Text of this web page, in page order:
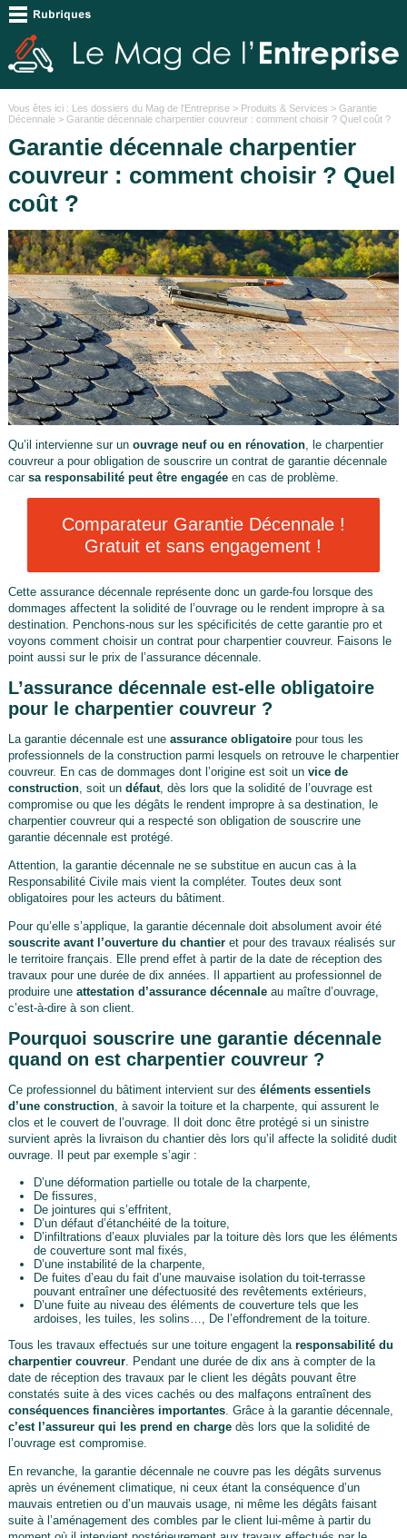
Vous êtes ici : Les dossiers du Mag de l'Entreprise> Produits & Services > Garantie
Décennale> Garantie décennale charpentier couvreur : comment choisir ? Quel coût ?
Garantie décennale charpentier
couvreur : comment choisir ? Quel
coût ?
Qu’il intervienne sur un ouvrage neuf ou en rénovation, le charpentier
couvreur a pour obligation de souscrire un contrat de garantie décennale
car sa responsabilité peut être engagéeen cas de problème.
Comparateur Garantie Décennale !
Gratuit et sans engagement !
Cette assurance décennale représente donc un garde-fou lorsque des
dommages affectent la solidité de l’ouvrage ou le rendent impropre à sa
destination. Penchons-nous sur les spécificités de cette garantie pro et
voyons comment choisir un contrat pour charpentier couvreur. Faisons le
point aussi sur le prix de l’assurance décennale.
L’assurance décennale est-elle obligatoire
pour le charpentier couvreur ?
La garantie décennale est une assurance obligatoirepour tous les
professionnels de la construction parmi lesquels on retrouve le charpentier
couvreur. En cas de dommages dont l’origine est soit un vice de
construction, soit un défaut, dès lors que la solidité de l’ouvrage est
compromise ou que les dégâts le rendent impropre à sa destination, le
charpentier couvreur qui a respecté son obligation de souscrire une
garantie décennale est protégé.
Attention, la garantie décennale ne se substitue en aucun cas à la
Responsabilité Civile mais vient la compléter. Toutes deux sont
obligatoires pour les acteurs du bâtiment.
Pour qu’elle s’applique, la garantie décennale doit absolument avoir été
souscrite avant l’ouverture du chantieret pour des travaux réalisés sur
le territoire français. Elle prend effet à partir de la date de réception des
travaux pour une durée de dix années. Il appartient au professionnel de
produire une attestation d’assurance décennaleau maître d’ouvrage,
c’est-à-dire à son client.
Pourquoi souscrire une garantie décennale
quand on est charpentier couvreur ?
Ce professionnel du bâtiment intervient sur des éléments essentiels
d’une construction, à savoir la toiture et la charpente, qui assurent le
clos et le couvert de l’ouvrage. Il doit donc être protégé si un sinistre
survient après la livraison du chantier dès lors qu’il affecte la solidité dudit
ouvrage. Il peut par exemple s’agir :
D’une déformation partielle ou totale de la charpente,
De fissures,
De jointures qui s’effritent,
D’un défaut d’étanchéité de la toiture,
D’infiltrations d’eaux pluviales par la toiture dès lors que les éléments
de couverture sont mal fixés,
D’une instabilité de la charpente,
De fuites d’eau du fait d’une mauvaise isolation du toit-terrasse
pouvant entraîner une défectuosité des revêtements extérieurs,
D’une fuite au niveau des éléments de couverture tels que les
ardoises, les tuiles, les solins…, De l’effondrement de la toiture.
Tous les travaux effectués sur une toiture engagent la responsabilité du
charpentier couvreur. Pendant une durée de dix ans à compter de la
date de réception des travaux par le client les dégâts pouvant être
constatés suite à des vices cachés ou des malfaçons entraînent des
conséquences financières importantes. Grâce à la garantie décennale,
c’est l’assureur qui les prend en chargedès lors que la solidité de
l’ouvrage est compromise.
En revanche, la garantie décennale ne couvre pas les dégâts survenus
après un événement climatique, ni ceux étant la conséquence d’un
mauvais entretien ou d’un mauvais usage, ni même les dégâts faisant
suite à l’aménagement des combles par le client lui-même à partir du